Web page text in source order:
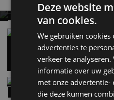
REVIEW – KIA NIRO
RELEVANT?
Getest: Kia Niro Hybrid
populairste uitvoering
Hyundai
zevenzitters
24 jul
Review – Dit
Deze website
van cookies.
We gebruiken
advertenties te
verkeer te analyseren.
informatie over uw
met onze advertentie-
die deze kunnen